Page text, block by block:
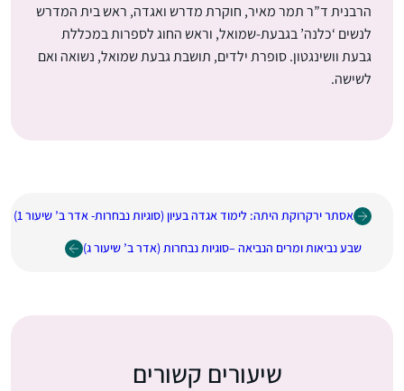
הרבנית ד”ר תמר מאיר, חוקרת מדרש ואגדה, ראש בית המדרש
לנשים ‘כלנה’ ​בגבעת-שמואל, וראש החוג לספרות במכללת
גבעת וושינגטון. סופרת ילדים, תושבת גבעת שמואל, נשואה ואם
לשישה.
אסתר ירקרוקת היתה: לימוד אגדה בעיון (סוגיות נבחרות- אדר ב’ שיעור 1)
שבע נביאות ומרים הנביאה –סוגיות נבחרות (אדר ב’ שיעור ג)
שיעורים קשורים